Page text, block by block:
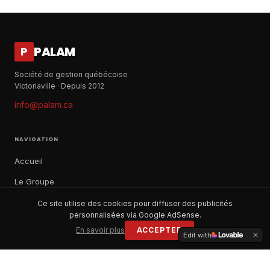
P PALAM
Société de gestion québécoise
Victoriaville · Depuis 2012
info@palam.ca
NAVIGATION
Accueil
Le Groupe
Notre histoire
Ce site utilise des cookies pour diffuser des publicités
personnalisées via Google AdSense.
En savoir plus
ACCEPTER
Edit with